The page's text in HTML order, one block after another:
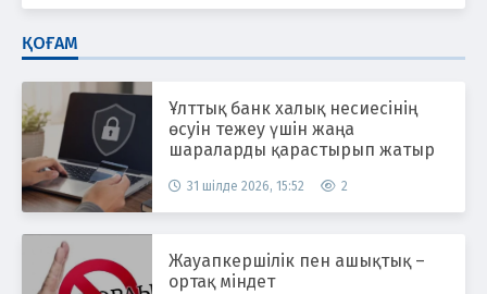
ҚОҒАМ
Ұлттық банк халық несиесінің
өсуін тежеу үшін жаңа
шараларды қарастырып жатыр
31 шілде 2026, 15:52 2
Жауапкершілік пен ашықтық –
ортақ міндет